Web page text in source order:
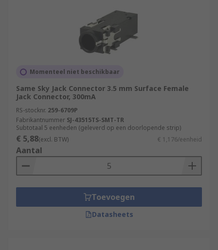
Momenteel niet beschikbaar
Same Sky Jack Connector 3.5 mm Surface Female
Jack Connector, 300mA
RS-stocknr. 259-6709P
Fabrikantnummer SJ-43515TS-SMT-TR
Subtotaal 5 eenheden (geleverd op een doorlopende strip)
€ 5,88(excl. BTW) € 1,176/eenheid
Aantal
Toevoegen
Datasheets